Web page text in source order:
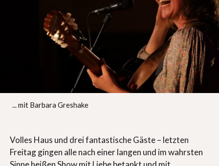
... mit Barbara Greshake
Volles Haus und drei fantastische Gäste – letzten
Freitag gingen alle nach einer langen und im wahrsten